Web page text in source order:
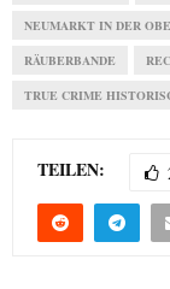
NEUMARKT IN DER
RÄUBERBANDE
TRUE CRIME
TEILEN: